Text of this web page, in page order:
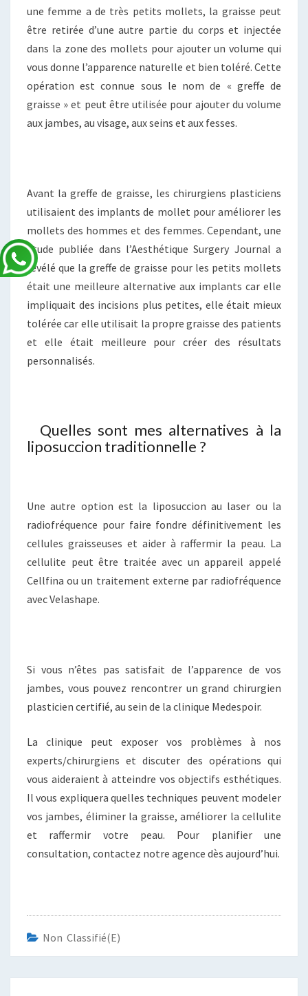
une femme a de très petits mollets, la graisse peut
être retirée d’une autre partie du corps et injectée
dans la zone des mollets pour ajouter un volume qui
vous donne l’apparence naturelle et bien toléré. Cette
opération est connue sous le nom de « greffe de
graisse » et peut être utilisée pour ajouter du volume
aux jambes, au visage, aux seins et aux fesses.
Avant la greffe de graisse, les chirurgiens plasticiens
utilisaient des implants de mollet pour améliorer les
mollets des hommes et des femmes. Cependant, une
étude publiée dans l’Aesthétique Surgery Journal a
révélé que la greffe de graisse pour les petits mollets
était une meilleure alternative aux implants car elle
impliquait des incisions plus petites, elle était mieux
tolérée car elle utilisait la propre graisse des patients
et elle était meilleure pour créer des résultats
personnalisés.
Quelles sont mes alternatives à la
liposuccion traditionnelle ?
Une autre option est la liposuccion au laser ou la
radiofréquence pour faire fondre définitivement les
cellules graisseuses et aider à raffermir la peau. La
cellulite peut être traitée avec un appareil appelé
Cellfina ou un traitement externe par radiofréquence
avec Velashape.
Si vous n’êtes pas satisfait de l’apparence de vos
jambes, vous pouvez rencontrer un grand chirurgien
plasticien certifié, au sein de la clinique Medespoir.
La clinique peut exposer vos problèmes à nos
experts/chirurgiens et discuter des opérations qui
vous aideraient à atteindre vos objectifs esthétiques.
Il vous expliquera quelles techniques peuvent modeler
vos jambes, éliminer la graisse, améliorer la cellulite
et raffermir votre peau. Pour planifier une
consultation, contactez notre agence dès aujourd’hui.
Non Classifié(e)